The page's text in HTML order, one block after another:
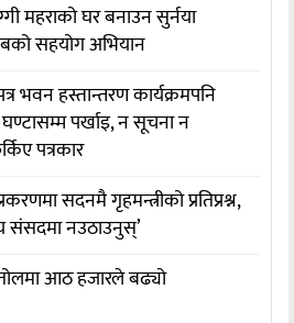
महराको घर बनाउन सुर्नया
सहयोग अभियान
भवन हस्तान्तरण कार्यक्रमपनि
पर्खाइ, न सूचना न
पत्रकार
सदनमै गृहमन्त्रीको प्रतिप्रश्न,
संसदमा नउठाउनुस्’
आठ हजारले बढ्यो